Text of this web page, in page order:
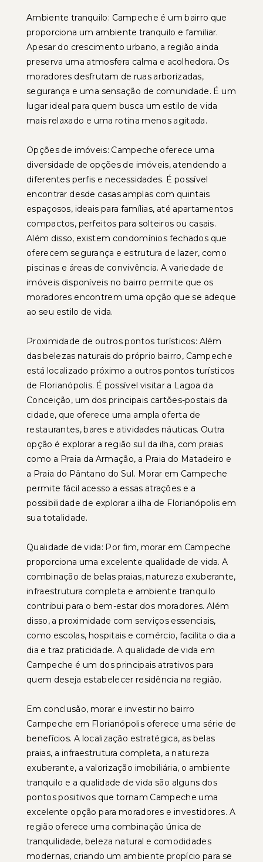
Ambiente tranquilo: Campeche é um bairro que
proporciona um ambiente tranquilo e familiar.
Apesar do crescimento urbano, a região ainda
preserva uma atmosfera calma e acolhedora. Os
moradores desfrutam de ruas arborizadas,
segurança e uma sensação de comunidade. É um
lugar ideal para quem busca um estilo de vida
mais relaxado e uma rotina menos agitada.
Opções de imóveis: Campeche oferece uma
diversidade de opções de imóveis, atendendo a
diferentes perfis e necessidades. É possível
encontrar desde casas amplas com quintais
espaçosos, ideais para famílias, até apartamentos
compactos, perfeitos para solteiros ou casais.
Além disso, existem condomínios fechados que
oferecem segurança e estrutura de lazer, como
piscinas e áreas de convivência. A variedade de
imóveis disponíveis no bairro permite que os
moradores encontrem uma opção que se adeque
ao seu estilo de vida.
Proximidade de outros pontos turísticos: Além
das belezas naturais do próprio bairro, Campeche
está localizado próximo a outros pontos turísticos
de Florianópolis. É possível visitar a Lagoa da
Conceição, um dos principais cartões-postais da
cidade, que oferece uma ampla oferta de
restaurantes, bares e atividades náuticas. Outra
opção é explorar a região sul da ilha, com praias
como a Praia da Armação, a Praia do Matadeiro e
a Praia do Pântano do Sul. Morar em Campeche
permite fácil acesso a essas atrações e a
possibilidade de explorar a ilha de Florianópolis em
sua totalidade.
Qualidade de vida: Por fim, morar em Campeche
proporciona uma excelente qualidade de vida. A
combinação de belas praias, natureza exuberante,
infraestrutura completa e ambiente tranquilo
contribui para o bem-estar dos moradores. Além
disso, a proximidade com serviços essenciais,
como escolas, hospitais e comércio, facilita o dia a
dia e traz praticidade. A qualidade de vida em
Campeche é um dos principais atrativos para
quem deseja estabelecer residência na região.
Em conclusão, morar e investir no bairro
Campeche em Florianópolis oferece uma série de
benefícios. A localização estratégica, as belas
praias, a infraestrutura completa, a natureza
exuberante, a valorização imobiliária, o ambiente
tranquilo e a qualidade de vida são alguns dos
pontos positivos que tornam Campeche uma
excelente opção para moradores e investidores. A
região oferece uma combinação única de
tranquilidade, beleza natural e comodidades
modernas, criando um ambiente propício para se